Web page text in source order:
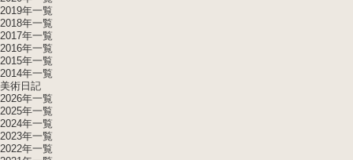
2019年一覧
2018年一覧
2017年一覧
2016年一覧
2015年一覧
2014年一覧
美術日記
2026年一覧
2025年一覧
2024年一覧
2023年一覧
2022年一覧